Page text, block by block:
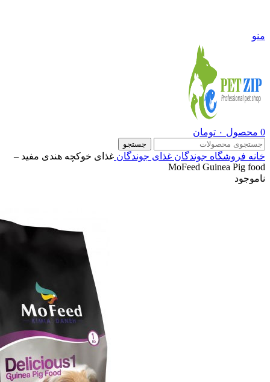
منو
0 محصول ۰ تومان
جستجو
خانه فروشگاه جوندگان غذای جوندگان غذای خوکچه هندی مفید –
MoFeed Guinea Pig food
ناموجود